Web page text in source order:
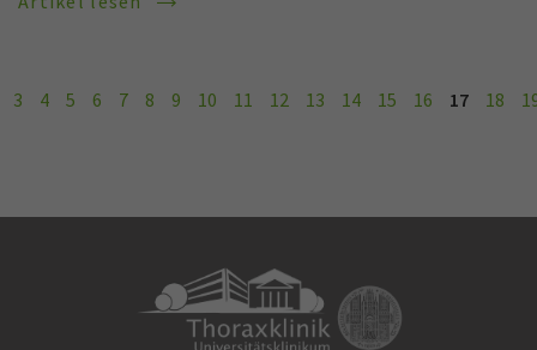
3 4 5 6 7 8 9 10 11 12 13 14 15 16 17 18